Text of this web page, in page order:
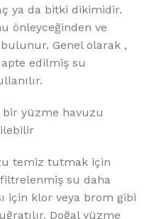
ya da bitki dikimidir.
önleyceğinden ve
Genel olarak ,
edilmiş su
bir yüzme havuzu
temiz tutmak için
su daha
için klor veya brom gibi
Doğal yüzme